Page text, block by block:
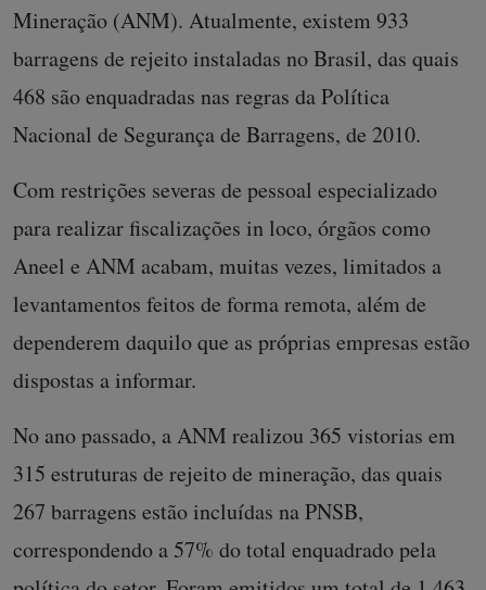
Mineração (ANM). Atualmente, existem 933
barragens de rejeito instaladas no Brasil, das quais
468 são enquadradas nas regras da Política
Nacional de Segurança de Barragens, de 2010.
Com restrições severas de pessoal especializado
para realizar fiscalizações in loco, órgãos como
Aneel e ANM acabam, muitas vezes, limitados a
levantamentos feitos de forma remota, além de
dependerem daquilo que as próprias empresas estão
dispostas a informar.
No ano passado, a ANM realizou 365 vistorias em
315 estruturas de rejeito de mineração, das quais
267 barragens estão incluídas na PNSB,
correspondendo a 57% do total enquadrado pela